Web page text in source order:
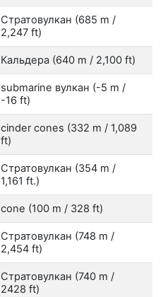
Стратовулкан (685 m /
2,247 ft)
Кальдера (640 m / 2,100 ft)
submarine вулкан (-5 m /
-16 ft)
cinder cones (332 m / 1,089
ft)
Стратовулкан (354 m /
1,161 ft.)
cone (100 m / 328 ft)
Стратовулкан (748 m /
2,454 ft)
Стратовулкан (740 m /
2428 ft)